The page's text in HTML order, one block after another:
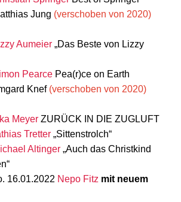
Jung (verschoben von 2020)
Aumeier „Das Beste von Lizzy
Pearce Pea(r)ce on Earth
Knef (verschoben von 2020)
Meyer ZURÜCK IN DIE ZUGLUFT
Tretter „Sittenstrolch“
Altinger „Auch das Christkind
16.01.2022 Nepo Fitz mit neuem